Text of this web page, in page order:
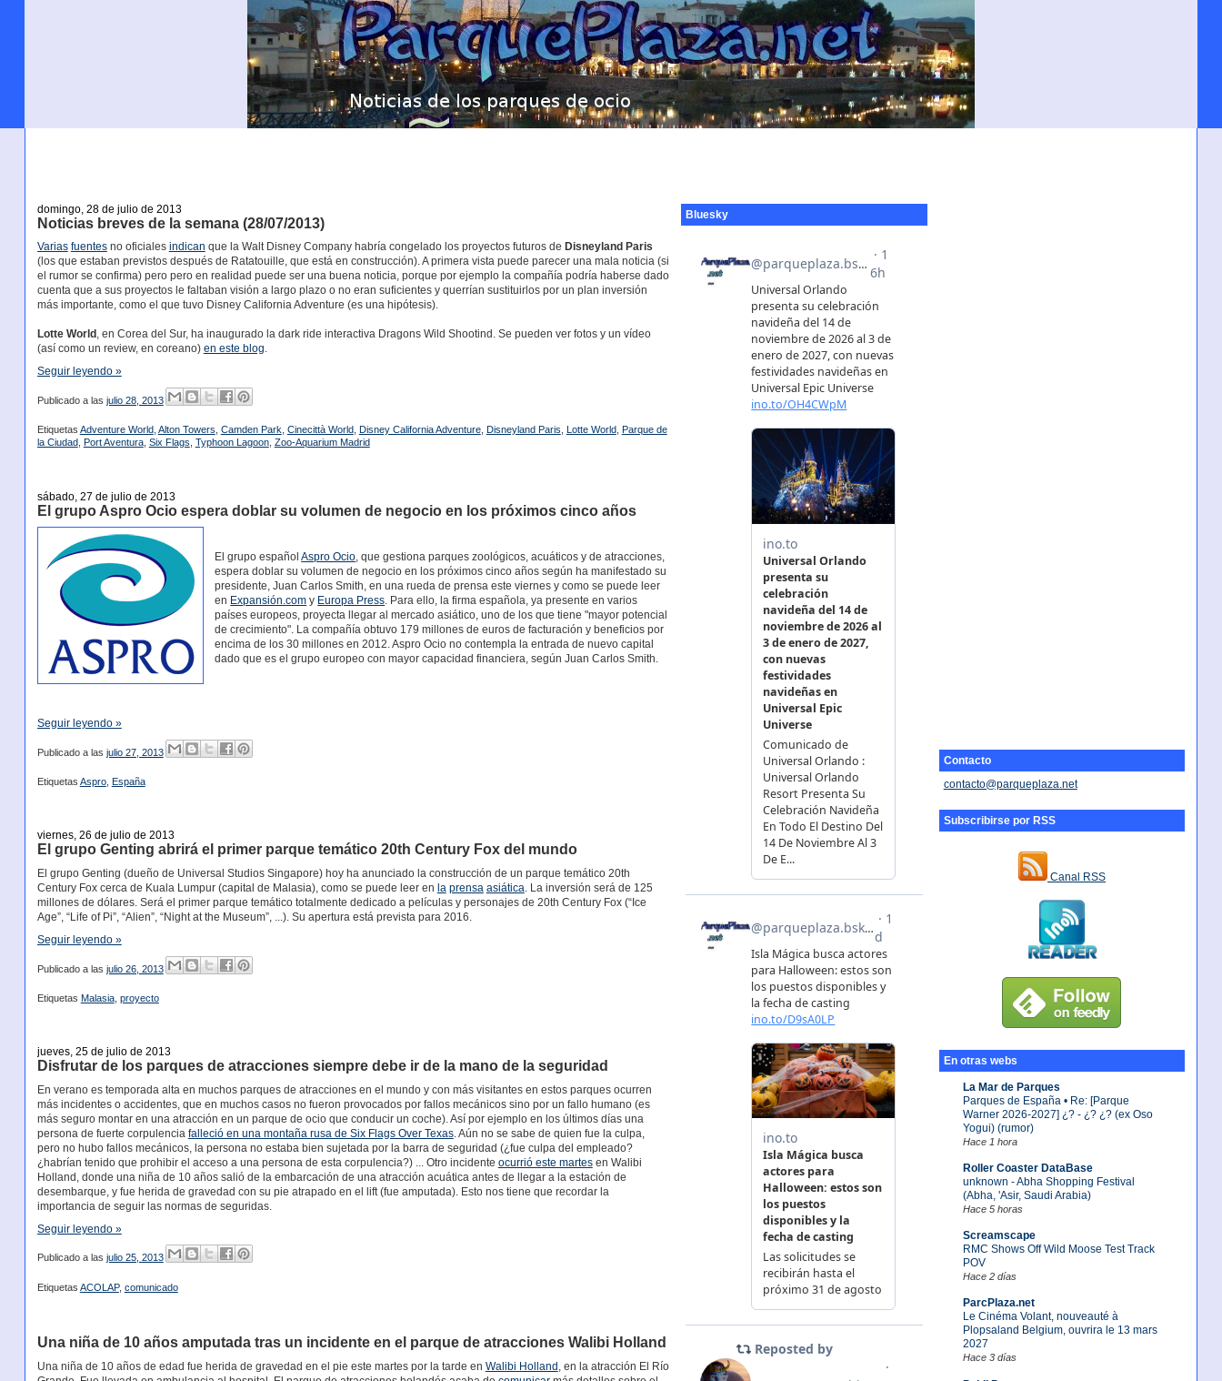
Contacto
contacto@parqueplaza.net
Subscribirse por RSS
Canal RSS
En otras webs
La Mar de Parques
Parques de España • Re: [Parque
Warner 2026-2027] ¿? - ¿? ¿? (ex Oso
Yogui) (rumor)
Hace 1 hora
Roller Coaster DataBase
unknown - Abha Shopping Festival
(Abha, 'Asir, Saudi Arabia)
Hace 5 horas
Screamscape
RMC Shows Off Wild Moose Test Track
POV
Hace 2 días
ParcPlaza.net
Le Cinéma Volant, nouveauté à
Plopsaland Belgium, ouvrira le 13 mars
2027
Hace 3 días
domingo, 28 de julio de 2013
Noticias breves de la semana (28/07/2013)
Varias fuentesno oficiales indican que la Walt Disney Company habría congelado los proyectos futuros de Disneyland Paris
(los que estaban previstos después de Ratatouille, que está en construcción). A primera vista puede parecer una mala noticia (si
el rumor se confirma) pero pero en realidad puede ser una buena noticia, porque por ejemplo la compañía podría haberse dado
cuenta que a sus proyectos le faltaban visión a largo plazo o no eran suficientes y querrían sustituirlos por un plan inversión
más importante, como el que tuvo Disney California Adventure (es una hipótesis).
Lotte World , en Corea del Sur, ha inaugurado la dark ride interactiva Dragons Wild Shootind. Se pueden ver fotos y un vídeo
(así como un review, en coreano) en este blog.
Seguir leyendo »
Publicado a las julio 28, 2013
Etiquetas Adventure World, Alton Towers Camden Park Cinecittà World, Disney California Adventure, Disneyland Paris Lotte World, Parque de
la Ciudad, Port Aventura, Six Flags Typhoon Lagoon, Zoo-Aquarium Madrid
sábado, 27 de julio de 2013
El grupo Aspro Ocio espera doblar su volumen de negocio en los próximos cinco años
El grupo españolAspro Ocio, que gestiona parques zoológicos, acuáticos y de atracciones,
espera doblar su volumen de negocio en los próximos cinco años según ha manifestado su
presidente, Juan Carlos Smith, en una rueda de prensa este viernes y como se puede leer
en Expansión.com y Europa Press. Para ello, la firma española, ya presente en varios
países europeos, proyecta llegar al mercado asiático, uno de los que tiene "mayor potencial
de crecimiento". La compañía obtuvo 179 millones de euros de facturación y beneficios por
encima de los 30 millones en 2012. Aspro Ocio no contempla la entrada de nuevo capital
dado que es el grupo europeo con mayor capacidad financiera, según Juan Carlos Smith.
Seguir leyendo »
Publicado a las julio 27, 2013
Etiquetas Aspro, España
viernes, 26 de julio de 2013
El grupo Genting abrirá el primer parque temático 20th Century Fox del mundo
El grupo Genting (dueño de Universal Studios Singapore) hoy ha anunciado la construcción de un parque temático 20th
Century Fox cerca de Kuala Lumpur (capital de Malasia), como se puede leer en la prensa asiática . La inversión será de 125
millones de dólares. Será el primer parque temático totalmente dedicado a películas y personajes de 20th Century Fox (“Ice
Age”, “Life of Pi”, “Alien”, “Night at the Museum”, ...). Su apertura está prevista para 2016.
Seguir leyendo »
Publicado a las julio 26, 2013
Etiquetas Malasia, proyecto
jueves, 25 de julio de 2013
Disfrutar de los parques de atracciones siempre debe ir de la mano de la seguridad
En verano es temporada alta en muchos parques de atracciones en el mundo y con más visitantes en estos parques ocurren
más incidentes o accidentes, que en muchos casos no fueron provocados por fallos mecánicos sino por un fallo humano (es
más seguro montar en una atracción en un parque de ocio que conducir un coche). Así por ejemplo en los últimos días una
persona de fuerte corpulencia falleció en una montaña rusa de Six Flags Over Texas. Aún no se sabe de quien fue la culpa,
pero no hubo fallos mecánicos, la persona no estaba bien sujetada por la barra de seguridad (¿fue culpa del empleado?
¿habrían tenido que prohibir el acceso a una persona de esta corpulencia?) ... Otro incidente ocurrió este martesen Walibi
Holland, donde una niña de 10 años salió de la embarcación de una atracción acuática antes de llegar a la estación de
desembarque, y fue herida de gravedad con su pie atrapado en el lift (fue amputada). Esto nos tiene que recordar la
importancia de seguir las normas de seguridas.
Seguir leyendo »
Publicado a las julio 25, 2013
Etiquetas ACOLAP, comunicado
Una niña de 10 años amputada tras un incidente en el parque de atracciones Walibi Holland
Una niña de 10 años de edad fue herida de gravedad en el pie este martes por la tarde en Walibi Holland , en la atracción El Río
Bluesky